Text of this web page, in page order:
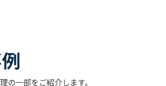
の一部をご紹介します。